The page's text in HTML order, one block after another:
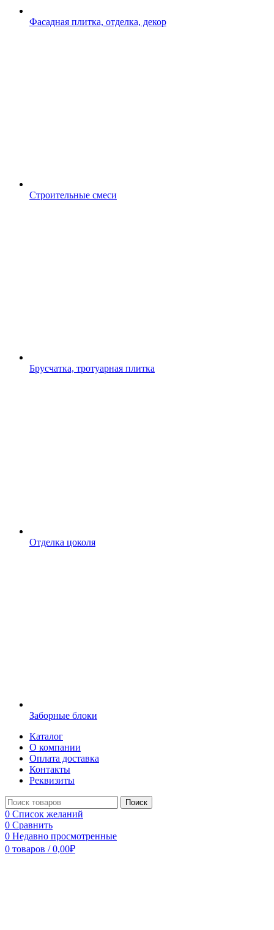
Фасадная плитка, отделка, декор
Строительные смеси
Брусчатка, тротуарная плитка
Отделка цоколя
Заборные блоки
Каталог
О компании
Оплата доставка
Контакты
Реквизиты
Поиск
0 Список желаний
0 Сравнить
0 Недавно просмотренные
0 товаров / 0,00₽